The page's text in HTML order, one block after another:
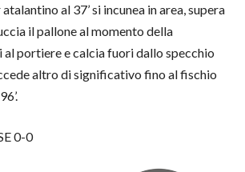
al 37’ si incunea in area, supera
il pallone al momento della
al portiere e calcia fuori dallo specchio
altro di significativo fino al fischio
0-0